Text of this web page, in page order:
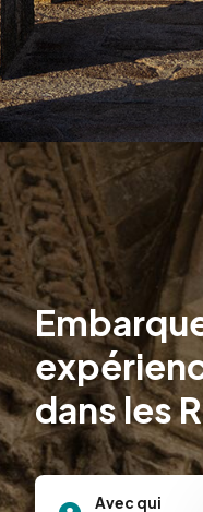
dans les
Avec qui